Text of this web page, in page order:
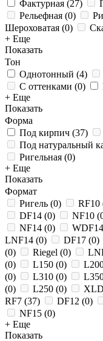
Фактурная (27)
Рельефная (0)
Шероховатая (0)
+ Еще
Показать
Тон
Однотонный (4)
С оттенками (0)
+ Еще
Показать
Форма
Под кирпич (37)
Под натуральный
Ригельная (0)
+ Еще
Показать
Формат
Ригель (0) RF10
DF14 (0) NF10 (
NF14 (0) WDF14
LNF14 (0) DF17 (0)
(0) Riegel (0)
(0) L150 (0)
(0) L310 (0)
(0) L250 (0)
RF7 (37) DF12 (0)
NF15 (0)
+ Еще
Показать